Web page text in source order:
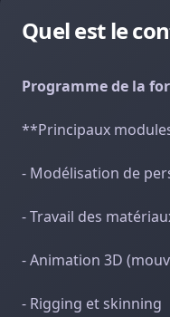
Quel est le
Programme de la
**Principaux
- Modélisation de
- Travail des
- Animation 3D
- Rigging et skinning